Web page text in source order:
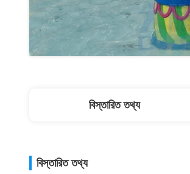
বিস্তারিত তথ্য
বিস্তারিত তথ্য